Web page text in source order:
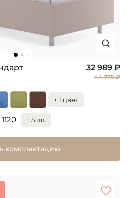
32 989 ₽
44 775 ₽
+ 1 цвет
+ 5 шт.
комплектацию